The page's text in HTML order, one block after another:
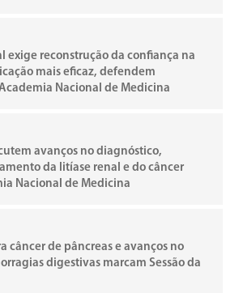
exige reconstrução da confiança na
mais eficaz, defendem
Nacional de Medicina
avanços no diagnóstico,
da litíase renal e do câncer
Nacional de Medicina
câncer de pâncreas e avanços no
digestivas marcam Sessão da